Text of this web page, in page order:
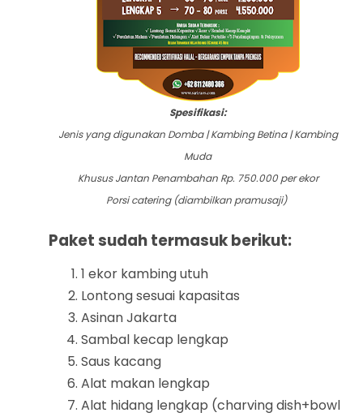
Spesifikasi:
Jenis yang digunakan Domba | Kambing Betina | Kambing
Muda
Khusus Jantan Penambahan Rp. 750.000 per ekor
Porsi catering (diambilkan pramusaji)
Paket sudah termasuk berikut:
1 ekor kambing utuh
Lontong sesuai kapasitas
Asinan Jakarta
Sambal kecap lengkap
Saus kacang
Alat makan lengkap
Alat hidang lengkap (charving dish+bowl